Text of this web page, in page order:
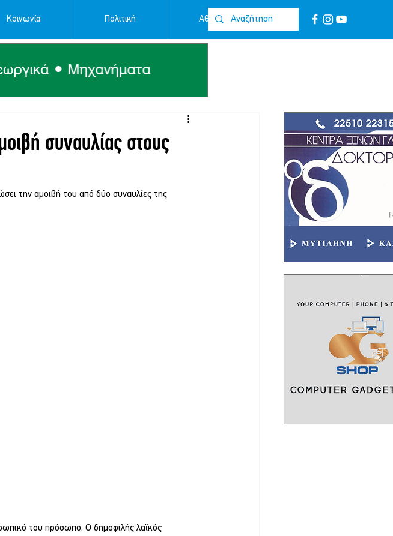
Κοινωνία Πολιτική Αθλητικά Επικοινωνία
συναυλίας στους
την αμοιβή του από δύο συναυλίες της
του πρόσωπο. Ο δημοφιλής λαϊκός